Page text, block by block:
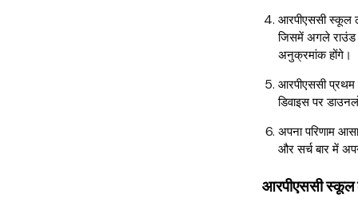
आरपीएससी स्कूल
जिसमें अगले राउंड
अनुक्रमांक होंगे।
आरपीएससी प्रथम
डिवाइस पर
अपना परिणाम
और सर्च बार में
आरपीएससी स्कूल